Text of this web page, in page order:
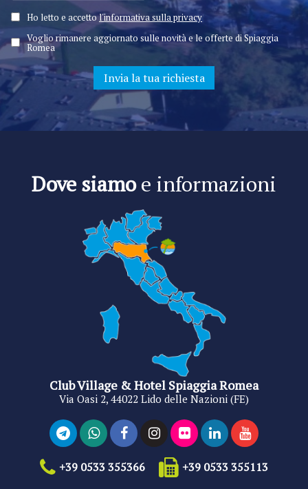
Ho letto e accettol'informativa sulla privacy
Voglio rimanere aggiornato sulle novità e le offerte di Spiaggia
Romea
Dove siamoe informazioni
Club Village & Hotel Spiaggia Romea
Via Oasi 2, 44022 Lido delle Nazioni (FE)
+39 0533 355366 +39 0533 355113